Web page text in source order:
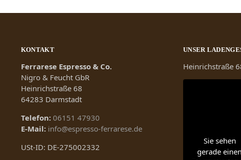
KONTAKT
Ferrarese Espresso & Co.
Nigro & Feucht GbR
Heinrichstraße 68
64283 Darmstadt
Telefon: 06151 47930
E-Mail: info@espresso-ferrarese.de
USt-ID: DE-275002332
UNSER
Heinrichstraße
Sie sehen
gerade einen